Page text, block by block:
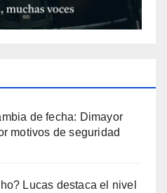
de fecha: Dimayor
motivos de seguridad
Lucas destaca el nivel